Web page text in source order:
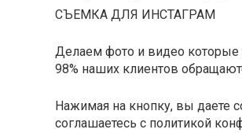
СЪЕМКА ДЛЯ ИНСТАГРАМ
Делаем фото и видео которые
98% наших клиентов
Нажимая на кнопку, вы даете
соглашаетесь c политикой